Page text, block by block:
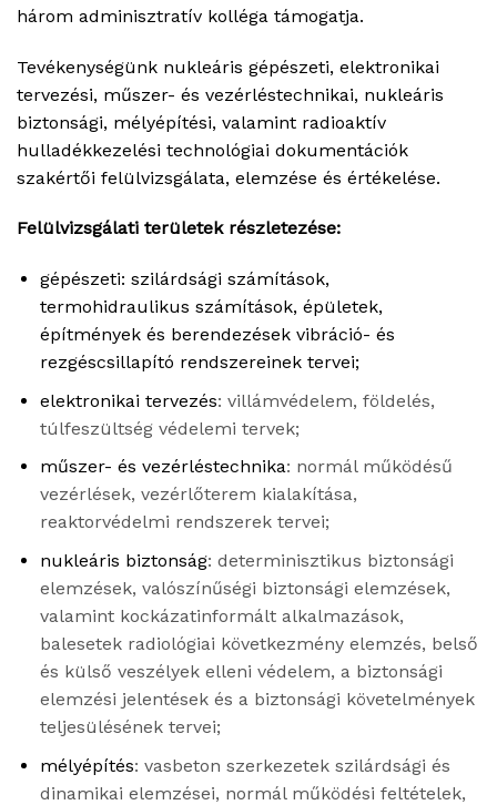
három adminisztratív kolléga támogatja.
Tevékenységünk nukleáris gépészeti, elektronikai
tervezési, műszer- és vezérléstechnikai, nukleáris
biztonsági, mélyépítési, valamint radioaktív
hulladékkezelési technológiai dokumentációk
szakértői felülvizsgálata, elemzése és értékelése.
Felülvizsgálati területek részletezése:
gépészeti: szilárdsági számítások,
termohidraulikus számítások, épületek,
építmények és berendezések vibráció- és
rezgéscsillapító rendszereinek tervei;
elektronikai tervezés: villámvédelem, földelés,
túlfeszültség védelemi tervek;
műszer- és vezérléstechnika: normál működésű
vezérlések, vezérlőterem kialakítása,
reaktorvédelmi rendszerek tervei;
nukleáris biztonság: determinisztikus biztonsági
elemzések, valószínűségi biztonsági elemzések,
valamint kockázatinformált alkalmazások,
balesetek radiológiai következmény elemzés, belső
és külső veszélyek elleni védelem, a biztonsági
elemzési jelentések és a biztonsági követelmények
teljesülésének tervei;
mélyépítés: vasbeton szerkezetek szilárdsági és
dinamikai elemzései, normál működési feltételek,